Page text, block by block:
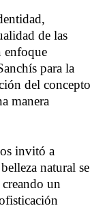
de las
enfoque
para la
del concepto
manera
invitó a
natural se
un